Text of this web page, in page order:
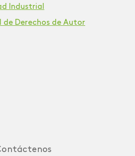
Industrial
de Derechos de Autor